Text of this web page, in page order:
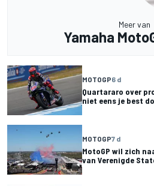
Meer van
Yamaha
MOTOGP6 d
Quartararo over
niet eens je best
MOTOGP7 d
MotoGP wil zich
van Verenigde